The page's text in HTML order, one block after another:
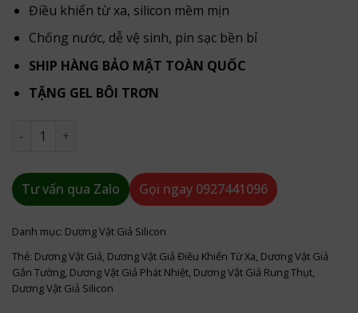
Điều khiển từ xa, silicon mềm mịn
Chống nước, dễ vệ sinh, pin sạc bền bỉ
SHIP HÀNG BẢO MẬT TOÀN QUỐC
TẶNG GEL BÔI TRƠN
Dương Vật Giả MUHA – Rung Thụt Tỏa Nhiệt, Gắn Tường
Tư vấn qua Zalo Gọi ngay 0927441096
Danh mục: Dương Vật Giả Silicon
Thẻ: Dương Vật Giả, Dương Vật Giả Điều Khiển Từ Xa, Dương Vật Giả
Gắn Tường, Dương Vật Giả Phát Nhiệt, Dương Vật Giả Rung Thụt,
Dương Vật Giả Silicon